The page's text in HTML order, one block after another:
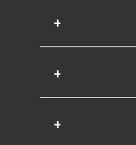
+
+
+